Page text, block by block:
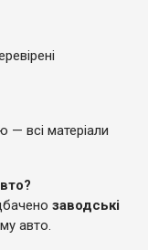
всі матеріали
заводські
авто.